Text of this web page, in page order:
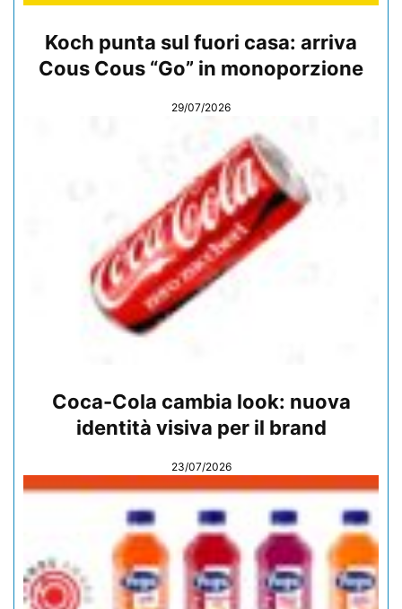
Koch punta sul fuori casa: arriva
Cous Cous “Go” in monoporzione
29/07/2026
Coca-Cola cambia look: nuova
identità visiva per il brand
23/07/2026